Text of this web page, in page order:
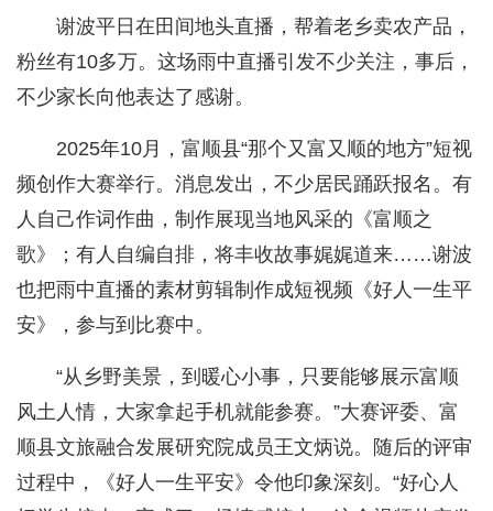
谢波平日在田间地头直播，帮着老乡卖农产品，
粉丝有10多万。这场雨中直播引发不少关注，事后，
不少家长向他表达了感谢。
2025年10月，富顺县“那个又富又顺的地方”短视
频创作大赛举行。消息发出，不少居民踊跃报名。有
人自己作词作曲，制作展现当地风采的《富顺之
歌》；有人自编自排，将丰收故事娓娓道来……谢波
也把雨中直播的素材剪辑制作成短视频《好人一生平
安》，参与到比赛中。
“从乡野美景，到暖心小事，只要能够展示富顺
风土人情，大家拿起手机就能参赛。”大赛评委、富
顺县文旅融合发展研究院成员王文炳说。随后的评审
过程中，《好人一生平安》令他印象深刻。“好心人